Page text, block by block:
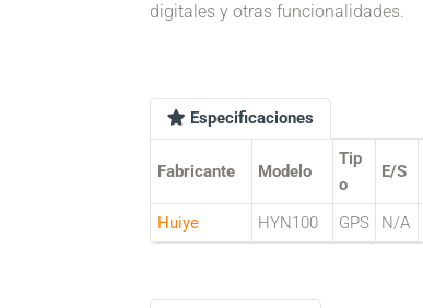
digitales y otras funcionalidades.
Especificaciones
Fabricante Modelo
Tip
o
E/S
Huiye HYN100 GPS N/A